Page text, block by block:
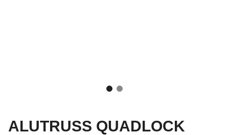
ALUTRUSS QUADLOCK